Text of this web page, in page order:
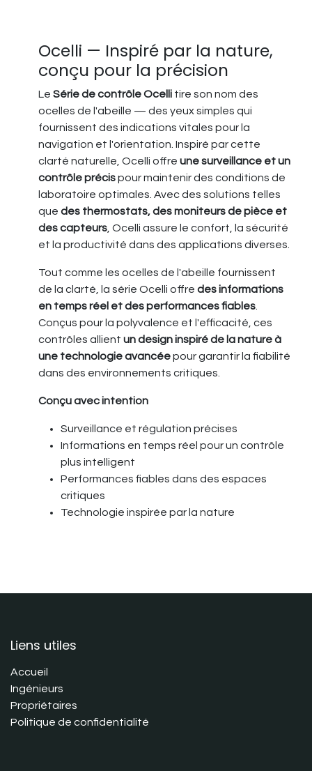
Ocelli — Inspiré par la nature,
conçu pour la précision
Le Série de contrôle Ocelli tire son nom des
ocelles de l'abeille — des yeux simples qui
fournissent des indications vitales pour la
navigation et l'orientation. Inspiré par cette
clarté naturelle, Ocelli offre une surveillance et un
contrôle précispour maintenir des conditions de
laboratoire optimales. Avec des solutions telles
que des thermostats, des moniteurs de pièce et
des capteurs , Ocelli assure le confort, la sécurité
et la productivité dans des applications diverses.
Tout comme les ocelles de l'abeille fournissent
de la clarté, la série Ocelli offre des informations
en temps réel et des performances fiables
Conçus pour la polyvalence et l'efficacité, ces
contrôles allient un design inspiré de la nature à
une technologie avancéepour garantir la fiabilité
dans des environnements critiques.
Conçu avec intention
Surveillance et régulation précises
Informations en temps réel pour un contrôle
plus intelligent
Performances fiables dans des espaces
critiques
Technologie inspirée par la nature
Liens utiles
Accueil
Ingénieurs
Propriétaires
Politique de confidentialité